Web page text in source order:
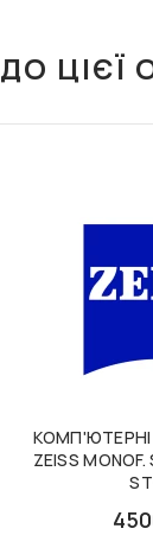
ДО ЦІЄЇ
КОМП'ЮТЕРНІ
ZEISS